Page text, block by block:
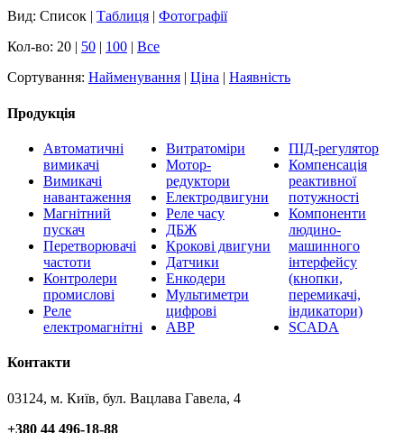
Вид: Список | Таблиця
Фотографії
Кол-во: 20 | 50 100
Все
Сортування: Найменування Ціна Наявність
Продукція
Автоматичні
вимикачі
Вимикачі
навантаження
Магнітний
пускач
Перетворювачі
частоти
Контролери
промислові
Реле
електромагнітні
Витратоміри
Мотор-
редуктори
Електродвигуни
Реле часу
ДБЖ
Крокові двигуни
Датчики
Енкодери
Мультиметри
цифрові
АВР
ПІД-регулятор
Компенсація
реактивної
потужності
Компоненти
людино-
машинного
інтерфейсу
(кнопки,
перемикачі,
індикатори)
SCADA
Контакти
03124, м. Київ, бул. Вацлава Гавела, 4
+380 44 496-18-88